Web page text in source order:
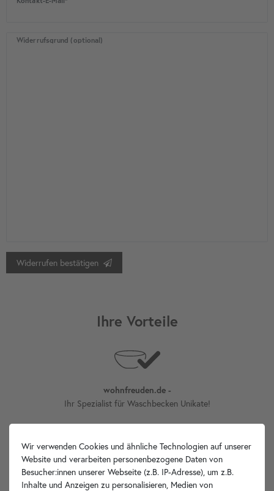
Widerrufsgrund (optional)
Widerrufen bestätigen
Ihre Vorteile
wohnfreuden.de -
Ihr Spezialist für Waschbecken Unikate!
Internationaler Versand
Wir verwenden Cookies und ähnliche Technologien auf unserer
Website und verarbeiten personenbezogene Daten von
Besucher:innen unserer Webseite (z.B. IP-Adresse), um z.B.
Inhalte und Anzeigen zu personalisieren, Medien von